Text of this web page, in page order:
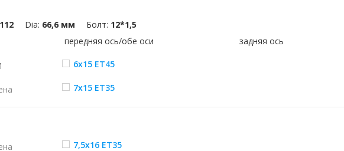
Dia: 66,6 мм Болт: 12*1,5
передняя ось/обе оси задняя ось
6x15 ET45
7x15 ET35
7,5x16 ET35